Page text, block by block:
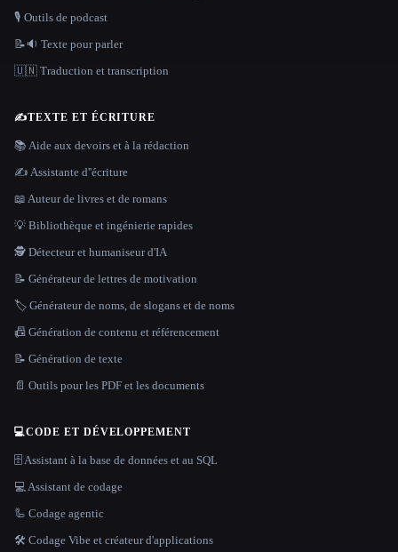
🎙️ Outils de podcast
📝🔉 Texte pour parler
🇺🇳 Traduction et transcription
✍️TEXTE ET ÉCRITURE
📚 Aide aux devoirs et à la rédaction
✍️ Assistante d''écriture
📖 Auteur de livres et de romans
💡 Bibliothèque et ingénierie rapides
🕵️ Détecteur et humaniseur d'IA
📝 Générateur de lettres de motivation
🏷️ Générateur de noms, de slogans et de noms
📠 Génération de contenu et référencement
📝 Génération de texte
📄 Outils pour les PDF et les documents
💻CODE ET DÉVELOPPEMENT
🗄️ Assistant à la base de données et au SQL
💻 Assistant de codage
🦾 Codage agentic
🛠️ Codage Vibe et créateur d'applications